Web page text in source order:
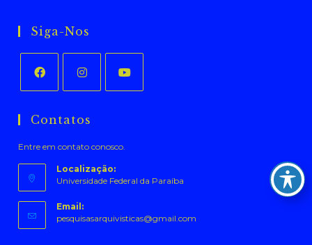
Siga-Nos
em
nova
aba
em
nova
aba
nova
aba
Contatos
Entre em contato conosco.
Localização:
Universidade Federal da Paraíba
Email:
pesquisasarquivisticas@gmail.com